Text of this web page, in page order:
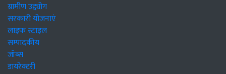
ग्रामीण उद्द्योग
सरकारी योजनाएं
लाइफ स्टाइल
सम्पादकीय
जॉब्स
डायरेक्टरी